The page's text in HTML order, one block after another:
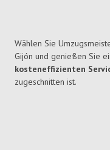
Wählen Sie
Gijón und genießen Sie
kosteneffizienten
zugeschnitten ist.